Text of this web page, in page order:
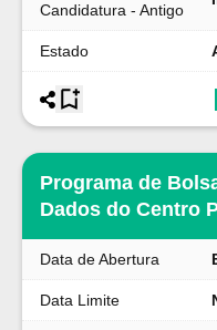
Candidatura - Antigo
Estado
Programa de
Dados do Centro
Data de Abertura
Data Limite